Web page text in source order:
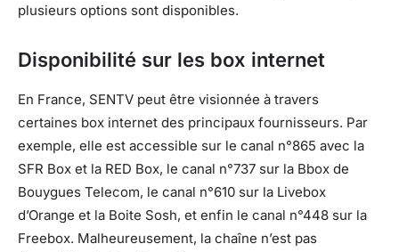
plusieurs options sont disponibles.
Disponibilité sur les box internet
En France, SENTV peut être visionnée à travers
certaines box internet des principaux fournisseurs. Par
exemple, elle est accessible sur le canal n°865 avec la
SFR Box et la RED Box, le canal n°737 sur la Bbox de
Bouygues Telecom, le canal n°610 sur la Livebox
d’Orange et la Boite Sosh, et enfin le canal n°448 sur la
Freebox. Malheureusement, la chaîne n’est pas